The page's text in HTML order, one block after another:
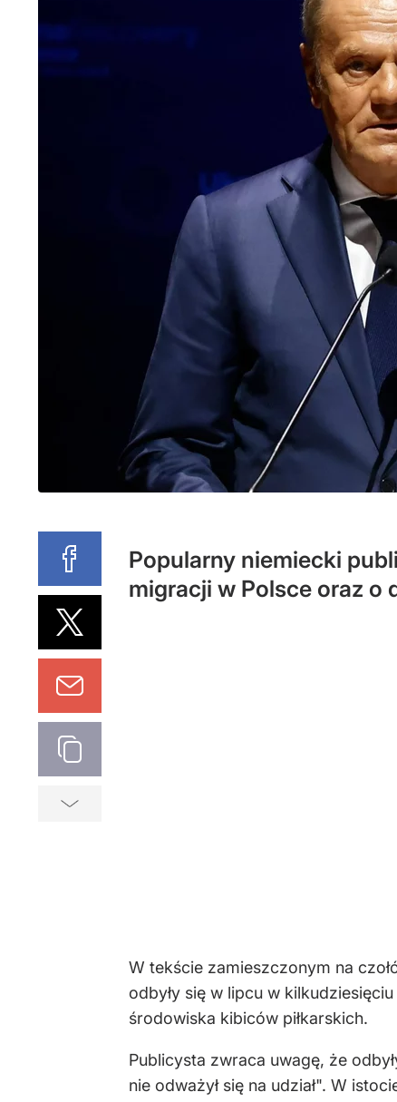
Popularny niemiecki
migracji w Polsce oraz o
W tekście zamieszczonym na
odbyły się w lipcu w
środowiska kibiców piłkarskich.
Publicysta zwraca uwagę, że
nie odważył się na udział". W